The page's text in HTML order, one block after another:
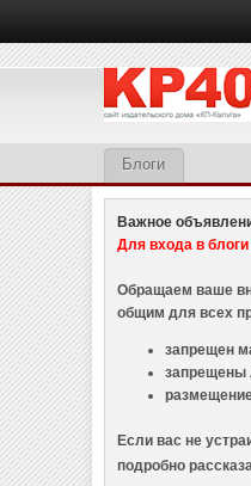
Блоги
Важное
Для входа в
Обращаем ваше
общим для всех
запрещен
запрещены
Если вас не
подробно